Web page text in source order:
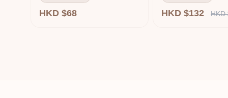
HKD $68 HKD $132 HKD